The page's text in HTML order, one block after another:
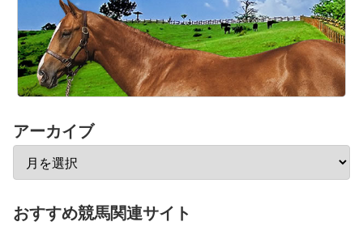
アーカイブ
おすすめ競馬関連サイト